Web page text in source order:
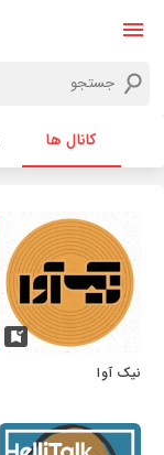
کانال ها
نیک‌ آوا